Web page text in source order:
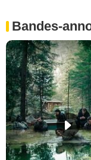
Bandes-